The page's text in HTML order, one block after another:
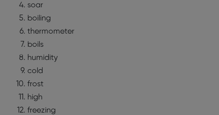
soar
boiling
thermometer
boils
humidity
cold
frost
high
freezing